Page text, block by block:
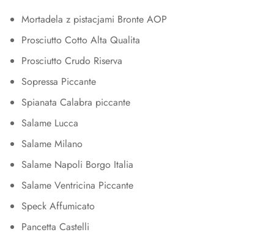
Mortadela z pistacjami Bronte AOP
Prosciutto Cotto Alta Qualita
Prosciutto Crudo Riserva
Sopressa Piccante
Spianata Calabra piccante
Salame Lucca
Salame Milano
Salame Napoli Borgo Italia
Salame Ventricina Piccante
Speck Affumicato
Pancetta Castelli